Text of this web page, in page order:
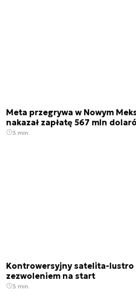
Meta przegrywa w Nowym
nakazał zapłatę 567 mln
3 min.
Kontrowersyjny satelita-lustro
zezwoleniem na start
3 min.